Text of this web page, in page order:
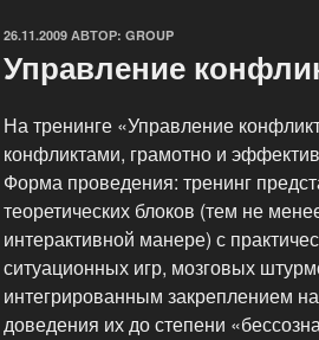
ОПУБЛИКОВАНО
26.11.2009 АВТОР: GROUP
Управление
На тренинге «Управление
конфликтами, грамотно и
Форма проведения: тренинг
теоретических блоков (тем не
интерактивной манере) с
ситуационных игр, мозговых
интегрированным закреплением
доведения их до степени